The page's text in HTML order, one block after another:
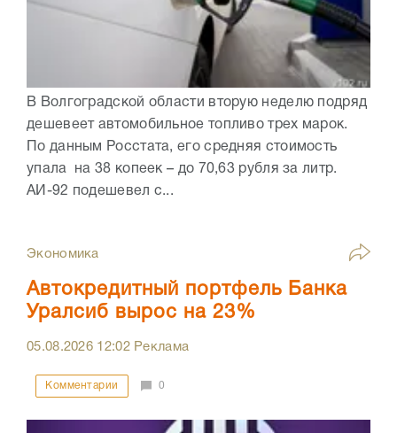
В Волгоградской области вторую неделю подряд
дешевеет автомобильное топливо трех марок.
По данным Росстата, его средняя стоимость
упала на 38 копеек – до 70,63 рубля за литр.
АИ-92 подешевел с...
Экономика
Автокредитный портфель Банка
Уралсиб вырос на 23%
05.08.2026 12:02Реклама
Комментарии 0